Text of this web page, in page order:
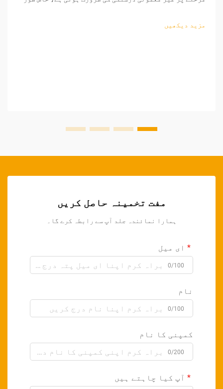
لیے ناگزیر اثاثہ بن گئے ہیں، جو...
مزید دیکھیں
مفت تخمینہ حاصل کریں
ہمارا نمائندہ جلد آپ سے رابطہ کرے گا۔
ای میل
0/100
نام
0/100
کمپنی کا نام
0/200
آپ کیا چاہتے ہیں